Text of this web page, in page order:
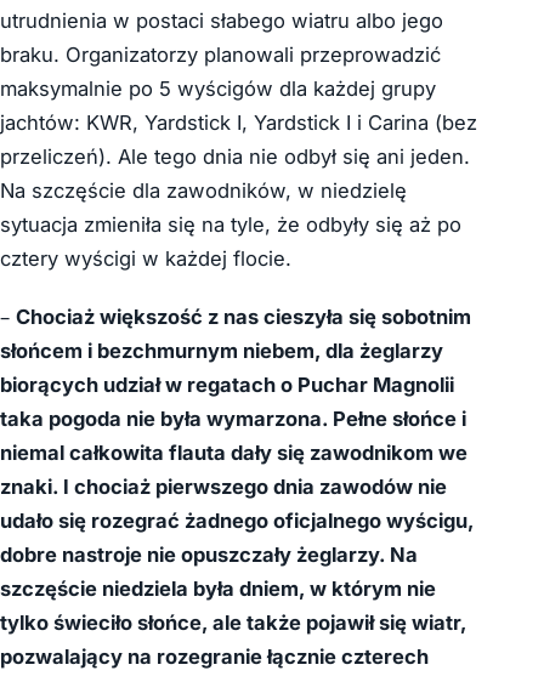
utrudnienia w postaci słabego wiatru albo jego
braku. Organizatorzy planowali przeprowadzić
maksymalnie po 5 wyścigów dla każdej grupy
jachtów: KWR, Yardstick I, Yardstick I i Carina (bez
przeliczeń). Ale tego dnia nie odbył się ani jeden.
Na szczęście dla zawodników, w niedzielę
sytuacja zmieniła się na tyle, że odbyły się aż po
cztery wyścigi w każdej flocie.
– Chociaż większość z nas cieszyła się sobotnim
słońcem i bezchmurnym niebem, dla żeglarzy
biorących udział w regatach o Puchar Magnolii
taka pogoda nie była wymarzona. Pełne słońce i
niemal całkowita flauta dały się zawodnikom we
znaki. I chociaż pierwszego dnia zawodów nie
udało się rozegrać żadnego oficjalnego wyścigu,
dobre nastroje nie opuszczały żeglarzy. Na
szczęście niedziela była dniem, w którym nie
tylko świeciło słońce, ale także pojawił się wiatr,
pozwalający na rozegranie łącznie czterech